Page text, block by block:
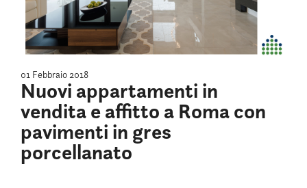
01 Febbraio 2018
Nuovi appartamenti in
vendita e affitto a Roma con
pavimenti in gres
porcellanato